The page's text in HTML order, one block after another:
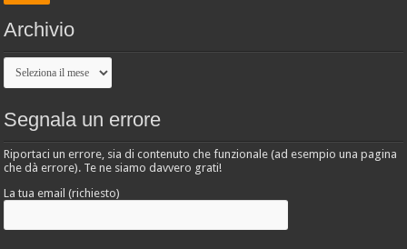
Archivio
Archivio
Segnala un errore
Riportaci un errore, sia di contenuto che funzionale (ad esempio una pagina
che dà errore). Te ne siamo davvero grati!
La tua email (richiesto)